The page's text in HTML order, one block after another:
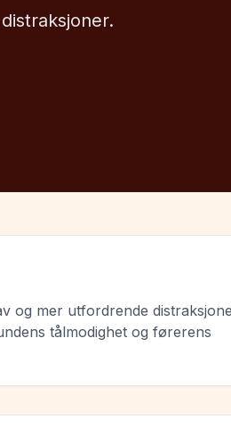
og mer utfordrende
tålmodighet og førerens